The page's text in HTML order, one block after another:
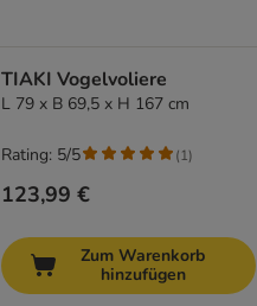
TIAKI Vogelvoliere
L 79 x B 69,5 x H 167 cm
123,99 €
Rating: 5/5 (1)
Zum Warenkorb
hinzufügen